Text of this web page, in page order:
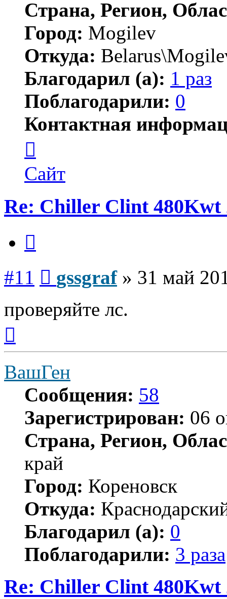
Страна, Регион,
Город: Mogilev
Откуда:
Благодарил (а): 1 раз
Поблагодарили: 0
Контактная
пользователя
gssgraf
Сайт
Re: Chiller Clint 480Kwt
#11 gssgraf» 31 май
проверяйте лс.
началу
ВашГен
Сообщения: 58
Зарегистрирован: 06
Страна, Регион,
край
Город: Кореновск
Откуда:
Благодарил (а): 0
Поблагодарили: 3 раза
Re: Chiller Clint 480Kwt